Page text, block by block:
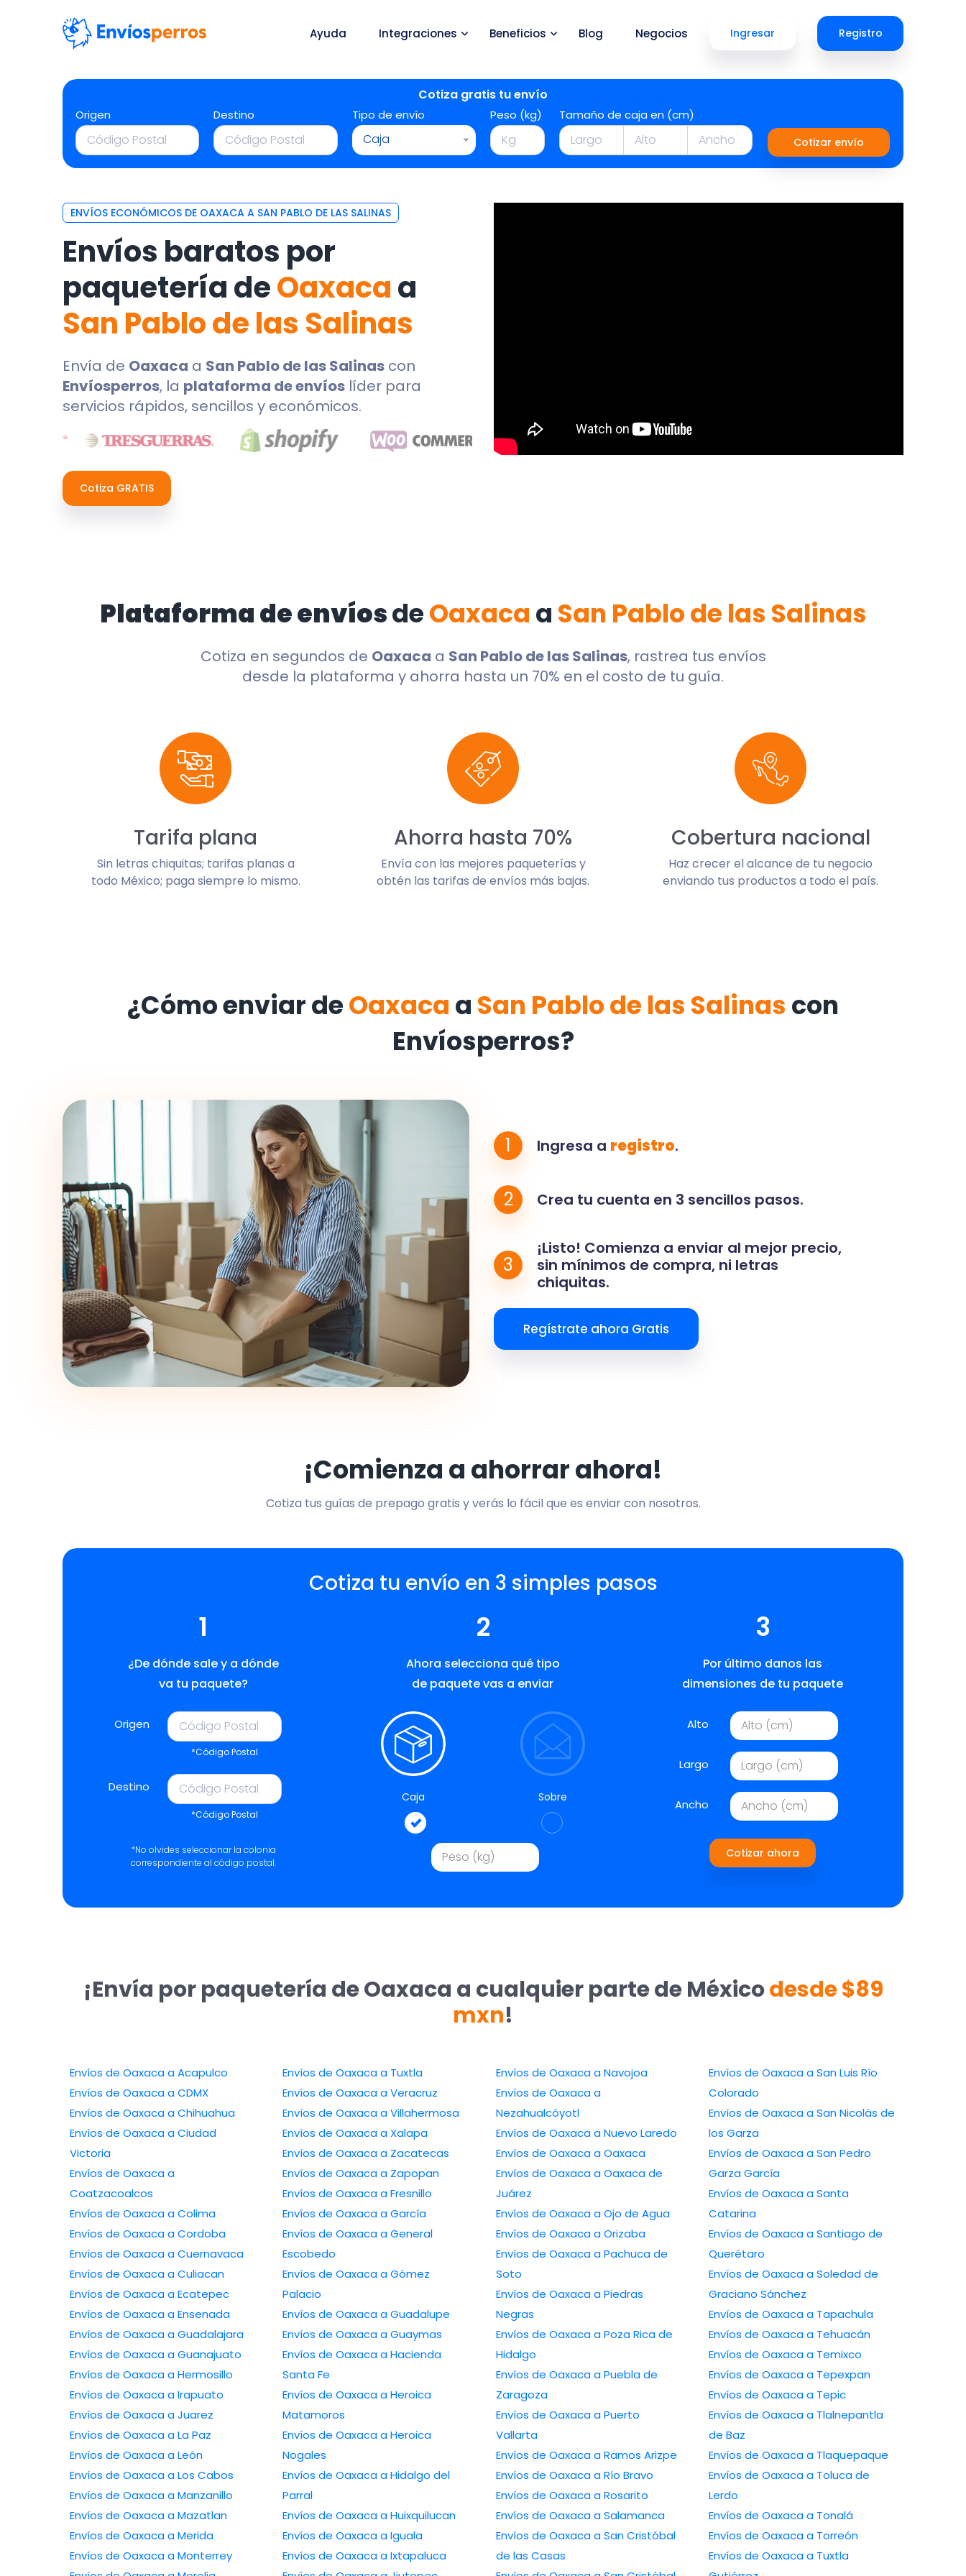
Ayuda Integraciones Beneficios Blog Negocios Ingresar Registro
Cotiza gratis tu envío
Origen Destino Tipo de envío
Caja
Peso (kg) Tamaño de caja en (cm)
Cotizar envío
ENVÍOS ECONÓMICOS DE OAXACA A SAN PABLO DE LAS SALINAS
Envíos baratos por
paquetería deOaxacaa
San Pablo de las Salinas
Envía de Oaxaca a San Pablo de las Salinas con
Envíosperros, la plataforma de envíos líder para
servicios rápidos, sencillos y económicos.
Cotiza GRATIS
Plataforma de envíosdeOaxaca a San Pablo de las Salinas
Cotiza en segundos de Oaxaca a San Pablo de las Salinas, rastrea tus envíos
desde la plataforma y ahorra hasta un 70% en el costo de tu guía.
Tarifa plana
Sin letras chiquitas; tarifas planas a
todo México; paga siempre lo mismo.
Ahorra hasta 70%
Envía con las mejores paqueterías y
obtén las tarifas de envíos más bajas.
Cobertura nacional
Haz crecer el alcance de tu negocio
enviando tus productos a todo el país.
¿Cómo enviar deOaxaca a San Pablo de las Salinas con
Envíosperros?
1 Ingresa a registro.
2 Crea tu cuenta en 3 sencillos pasos.
3
¡Listo! Comienza a enviar al mejor precio,
sin mínimos de compra, ni letras
chiquitas.
Regístrate ahora Gratis
¡Comienza a ahorrar ahora!
Cotiza tus guías de prepago gratis y verás lo fácil que es enviar con nosotros.
Cotiza tu envío en 3 simples pasos
1
¿De dónde sale y a dónde
va tu paquete?
Origen
*Código Postal
Destino
*Código Postal
*No olvides seleccionar la colonia
correspondiente al código postal.
2
Ahora selecciona qué tipo
de paquete vas a enviar
Caja Sobre
3
Por último danos las
dimensiones de tu paquete
Alto
Largo
Ancho
Cotizar ahora
¡Envía por paquetería de Oaxaca a cualquier parte de Méxicodesde $89
mxn!
Envíos de Oaxaca a Acapulco
Envíos de Oaxaca a CDMX
Envíos de Oaxaca a Chihuahua
Envíos de Oaxaca a Ciudad
Victoria
Envíos de Oaxaca a
Coatzacoalcos
Envíos de Oaxaca a Colima
Envíos de Oaxaca a Cordoba
Envíos de Oaxaca a Cuernavaca
Envíos de Oaxaca a Culiacan
Envíos de Oaxaca a Ecatepec
Envíos de Oaxaca a Ensenada
Envíos de Oaxaca a Guadalajara
Envíos de Oaxaca a Guanajuato
Envíos de Oaxaca a Hermosillo
Envíos de Oaxaca a Irapuato
Envíos de Oaxaca a Juarez
Envíos de Oaxaca a La Paz
Envíos de Oaxaca a León
Envíos de Oaxaca a Los Cabos
Envíos de Oaxaca a Manzanillo
Envíos de Oaxaca a Mazatlan
Envíos de Oaxaca a Merida
Envíos de Oaxaca a Monterrey
Envíos de Oaxaca a Tuxtla
Envíos de Oaxaca a Veracruz
Envíos de Oaxaca a Villahermosa
Envíos de Oaxaca a Xalapa
Envíos de Oaxaca a Zacatecas
Envíos de Oaxaca a Zapopan
Envíos de Oaxaca a Fresnillo
Envíos de Oaxaca a García
Envíos de Oaxaca a General
Escobedo
Envíos de Oaxaca a Gómez
Palacio
Envíos de Oaxaca a Guadalupe
Envíos de Oaxaca a Guaymas
Envíos de Oaxaca a Hacienda
Santa Fe
Envíos de Oaxaca a Heroica
Matamoros
Envíos de Oaxaca a Heroica
Nogales
Envíos de Oaxaca a Hidalgo del
Parral
Envíos de Oaxaca a Huixquilucan
Envíos de Oaxaca a Iguala
Envíos de Oaxaca a Ixtapaluca
Envíos de Oaxaca a Navojoa
Envíos de Oaxaca a
Nezahualcóyotl
Envíos de Oaxaca a Nuevo Laredo
Envíos de Oaxaca a Oaxaca
Envíos de Oaxaca a Oaxaca de
Juárez
Envíos de Oaxaca a Ojo de Agua
Envíos de Oaxaca a Orizaba
Envíos de Oaxaca a Pachuca de
Soto
Envíos de Oaxaca a Piedras
Negras
Envíos de Oaxaca a Poza Rica de
Hidalgo
Envíos de Oaxaca a Puebla de
Zaragoza
Envíos de Oaxaca a Puerto
Vallarta
Envíos de Oaxaca a Ramos Arizpe
Envíos de Oaxaca a Río Bravo
Envíos de Oaxaca a Rosarito
Envíos de Oaxaca a Salamanca
Envíos de Oaxaca a San Cristóbal
de las Casas
Envíos de Oaxaca a San Luis Río
Colorado
Envíos de Oaxaca a San Nicolás de
los Garza
Envíos de Oaxaca a San Pedro
Garza García
Envíos de Oaxaca a Santa
Catarina
Envíos de Oaxaca a Santiago de
Querétaro
Envíos de Oaxaca a Soledad de
Graciano Sánchez
Envíos de Oaxaca a Tapachula
Envíos de Oaxaca a Tehuacán
Envíos de Oaxaca a Temixco
Envíos de Oaxaca a Tepexpan
Envíos de Oaxaca a Tepic
Envíos de Oaxaca a Tlalnepantla
de Baz
Envíos de Oaxaca a Tlaquepaque
Envíos de Oaxaca a Toluca de
Lerdo
Envíos de Oaxaca a Tonalá
Envíos de Oaxaca a Torreón
Envíos de Oaxaca a Tuxtla